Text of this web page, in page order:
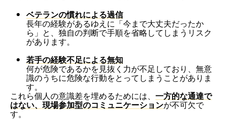
ベテランの慣れによる過信
長年の経験があるゆえに「今まで大丈夫だったか
ら」と、独自の判断で手順を省略してしまうリスク
があります。
若手の経験不足による無知
何が危険であるかを見抜く力が不足しており、無意
識のうちに危険な行動をとってしまうことがありま
す。
これら個人の意識差を埋めるためには、 一方的な通達で
はない、現場参加型のコミュニケーションが不可欠で
す。